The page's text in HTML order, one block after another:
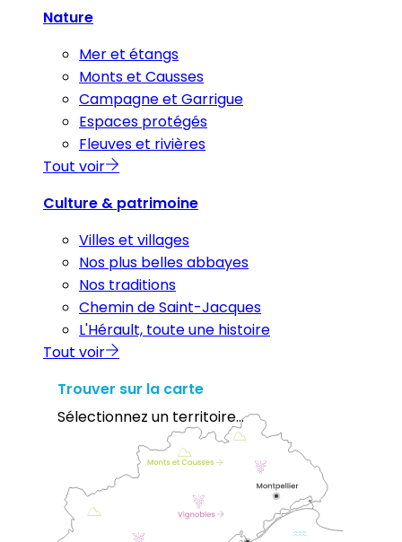
Nature
Mer et étangs
Monts et Causses
Campagne et Garrigue
Espaces protégés
Fleuves et rivières
Tout voir
Culture & patrimoine
Villes et villages
Nos plus belles abbayes
Nos traditions
Chemin de Saint-Jacques
L'Hérault, toute une histoire
Tout voir
Trouver sur la carte
Sélectionnez un territoire...